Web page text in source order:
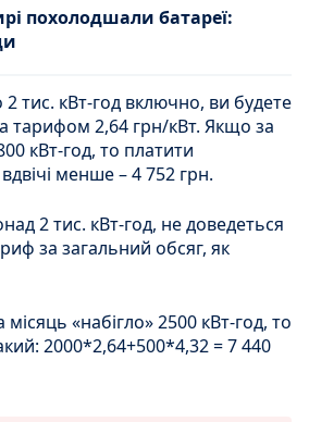
похолодшали батареї:
тис. кВт-год включно, ви будете
тарифом 2,64 грн/кВт. Якщо за
кВт-год, то платити
менше – 4 752 грн.
2 тис. кВт-год, не доведеться
за загальний обсяг, як
«набігло» 2500 кВт-год, то
2000*2,64+500*4,32 = 7 440